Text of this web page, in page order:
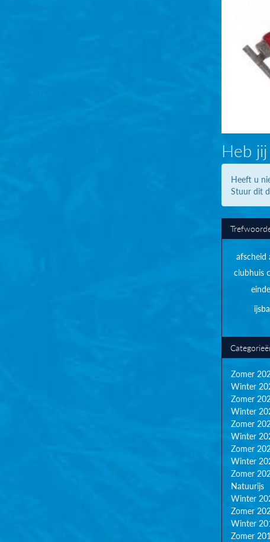
Heb
Heeft u
Stuur dit
afscheid
clubhuis
Zomer
Winter
Zomer
Winter
Zomer
Winter
Zomer
Winter
Zomer
Natuurijs
Winter
Zomer
Winter
Zomer